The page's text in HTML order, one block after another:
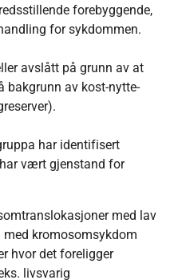
forebyggende,
for sykdommen.
avslått på grunn av at
bakgrunn av kost-nytte-
har identifisert
vært gjenstand for
med lav
kromosomsykdom
hvor det foreligger
livsvarig